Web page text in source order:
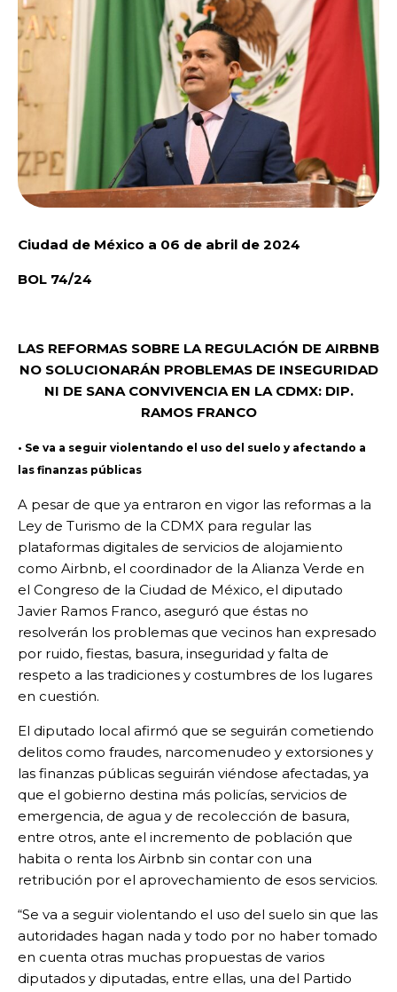
Ciudad de México a 06 de abril de 2024
BOL 74/24
LAS REFORMAS SOBRE LA REGULACIÓN DE AIRBNB
NO SOLUCIONARÁN PROBLEMAS DE INSEGURIDAD
NI DE SANA CONVIVENCIA EN LA CDMX: DIP.
RAMOS FRANCO
• Se va a seguir violentando el uso del suelo y afectando a
las finanzas públicas
A pesar de que ya entraron en vigor las reformas a la
Ley de Turismo de la CDMX para regular las
plataformas digitales de servicios de alojamiento
como Airbnb, el coordinador de la Alianza Verde en
el Congreso de la Ciudad de México, el diputado
Javier Ramos Franco, aseguró que éstas no
resolverán los problemas que vecinos han expresado
por ruido, fiestas, basura, inseguridad y falta de
respeto a las tradiciones y costumbres de los lugares
en cuestión.
El diputado local afirmó que se seguirán cometiendo
delitos como fraudes, narcomenudeo y extorsiones y
las finanzas públicas seguirán viéndose afectadas, ya
que el gobierno destina más policías, servicios de
emergencia, de agua y de recolección de basura,
entre otros, ante el incremento de población que
habita o renta los Airbnb sin contar con una
retribución por el aprovechamiento de esos servicios.
“Se va a seguir violentando el uso del suelo sin que las
autoridades hagan nada y todo por no haber tomado
en cuenta otras muchas propuestas de varios
diputados y diputadas, entre ellas, una del Partido